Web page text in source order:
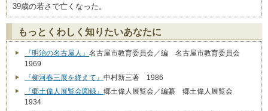
39歳の若さで亡くなった。
もっとくわしく知りたいあなたに
『明治の名古屋人』 名古屋市教育委員会／編 名古屋市教育委員会
1969
『柳河春三展を終えて』 中村新三著 1986
『郷土偉人展覧会図録』 郷土偉人展覧会／編纂 郷土偉人展覧会
1934